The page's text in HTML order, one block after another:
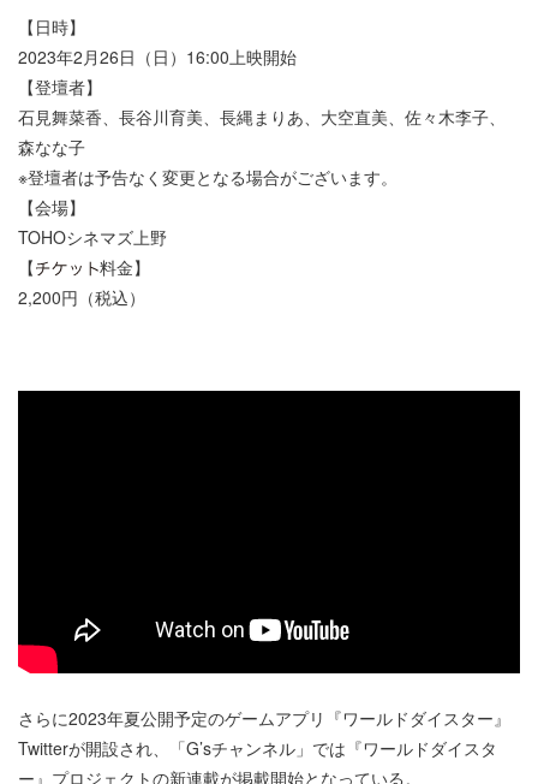
【日時】
2023年2月26日（日）16:00上映開始
【登壇者】
石見舞菜香、長谷川育美、長縄まりあ、大空直美、佐々木李子、
森なな子
※登壇者は予告なく変更となる場合がございます。
【会場】
TOHOシネマズ上野
【
料金】
2,200円（税込）
さらに2023年夏公開予定のゲームアプリ『ワールドダイスター』
Twitterが開設され、「G’sチャンネル」では『ワールドダイスタ
ー』プロジェクトの新連載が掲載開始となっている。